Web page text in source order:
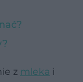
z mleka i